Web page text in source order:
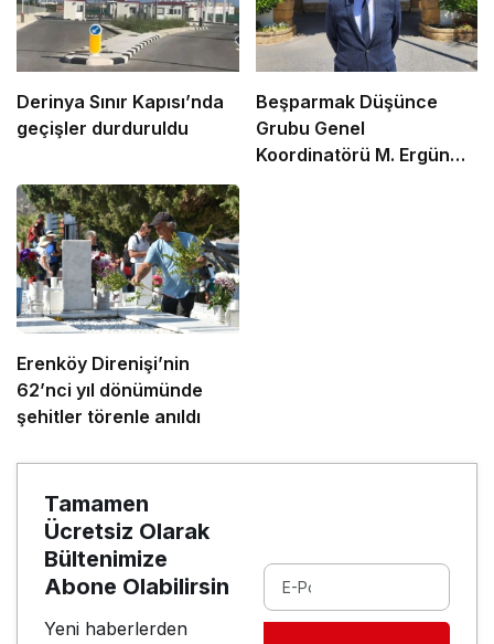
Derinya Sınır Kapısı’nda
geçişler durduruldu
Beşparmak Düşünce
Grubu Genel
Koordinatörü M. Ergün
Erenköy Direnişi’nin
62’nci yıl dönümünde
şehitler törenle anıldı
Tamamen
Ücretsiz Olarak
Bültenimize
Abone Olabilirsin
Yeni haberlerden